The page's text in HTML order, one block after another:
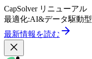
CapSolver リニューアル
最適化:AI&データ駆動型
最新情報を読む